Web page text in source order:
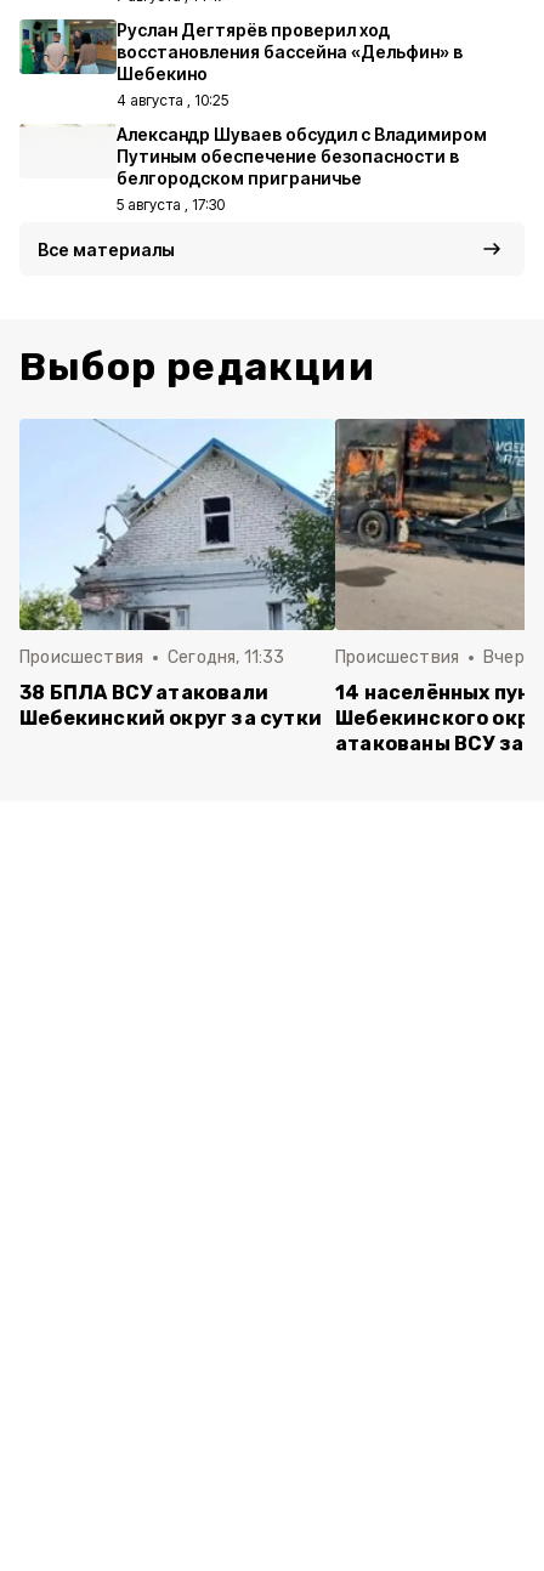
Руслан Дегтярёв проверил ход
восстановления бассейна «Дельфин» в
Шебекино
4 августа , 10:25
Александр Шуваев обсудил с Владимиром
Путиным обеспечение безопасности в
белгородском приграничье
5 августа , 17:30
Все материалы
Выбор редакции
Происшествия Сегодня, 11:33
38 БПЛА ВСУ атаковали
Шебекинский округ за сутки
Происшествия Вчера,
14 населённых
Шебекинского
атакованы ВСУ за